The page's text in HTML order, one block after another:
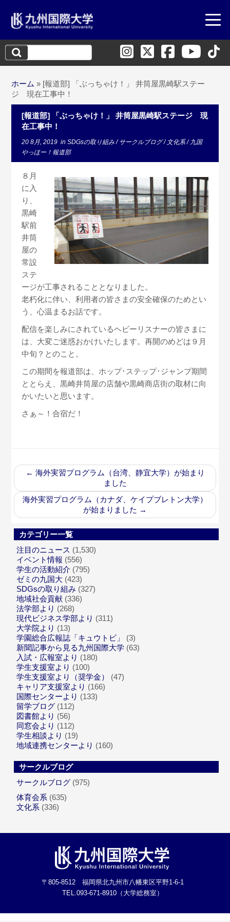
検
索:
ホーム » [報道部] 「ぶっちゃけ！」 井筒屋黒崎駅ステー
ジ 現在工事中！
[報道部] 「ぶっちゃけ！」 井筒屋黒崎駅ステージ 現
在工事中！
20 8月, 2019 inSDGsの取り組み/ サークルブログ/ 文化系/九国
やっほー！報道部
８月
に入
り、
黒崎
駅前
井筒
屋の
常設
ステ
ージが工事されることとなりました。
老朽化に伴い、利用者の皆さまの安全確保のためとい
う、心温まるお話です。
配信を楽しみにされているヘビーリスナーの皆さまに
は、大変ご迷惑おかけいたします。再開のめどは９月
中旬？とのこと。
この期間を報道部は、ホップ･ステップ･ジャンプ期間
ととらえ、黒崎井筒屋の店舗や黒崎商店街の取材に向
かいたいと思います。
さぁ～！合宿だ！
← 海外実習プログラム（台湾、静宜大学）が始まり
ました
海外実習プログラム（カナダ、ケイプブレトン大学）
が始まりました →
カテゴリー一覧
注目のニュース (1,530)
イベント情報 (556)
学生の活動紹介 (795)
ゼミの九国大 (423)
SDGsの取り組み (327)
地域社会貢献 (336)
法学部より (268)
現代ビジネス学部より (311)
大学院より (13)
学園総合広報誌「キュウトビ」
(3)
新聞記事から見る九州国際大学 (63)
入試・広報室より (180)
学生支援室より (100)
学生支援室より（奨学金）
(47)
キャリア支援室より (166)
国際センターより (133)
留学ブログ (112)
図書館より (56)
同窓会より (112)
学生相談より (19)
地域連携センターより (160)
サークルブログ
サークルブログ (975)
体育会系 (635)
文化系 (336)
〒805-8512 福岡県北九州市八幡東区平野1-6-1
TEL.093-671-8910（大学総務室）